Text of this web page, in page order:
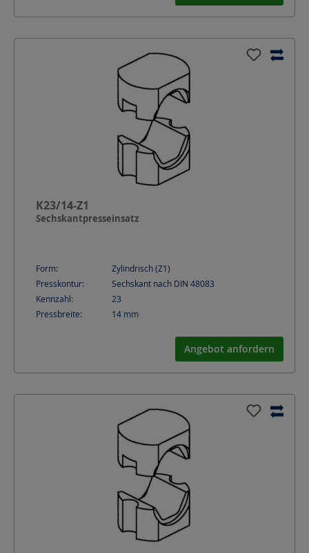
K23/14-Z1
Sechskantpresseinsatz
Form:
Zylindrisch (Z1)
Presskontur:
Sechskant nach DIN 48083
Kennzahl:
23
Pressbreite:
14 mm
Angebot anfordern